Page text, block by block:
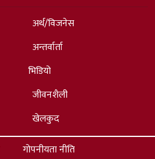
अर्थ/विजनेस
अन्तर्वार्ता
भिडियो
जीवनशैली
खेलकुद
गोपनीयता नीति